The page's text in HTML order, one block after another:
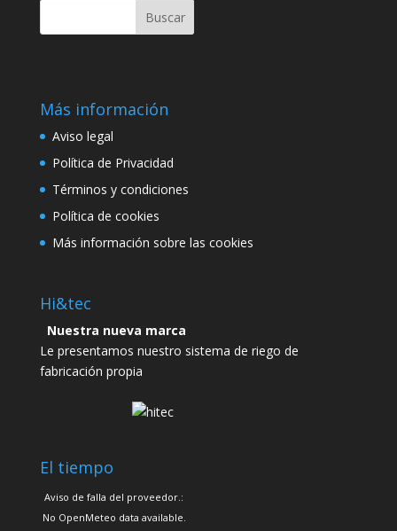
Más información
Aviso legal
Política de Privacidad
Términos y condiciones
Política de cookies
Más información sobre las cookies
Hi&tec
Nuestra nueva marca
Le presentamos nuestro sistema de riego de
fabricación propia
El tiempo
Aviso de falla del proveedor.:
No OpenMeteo data available.